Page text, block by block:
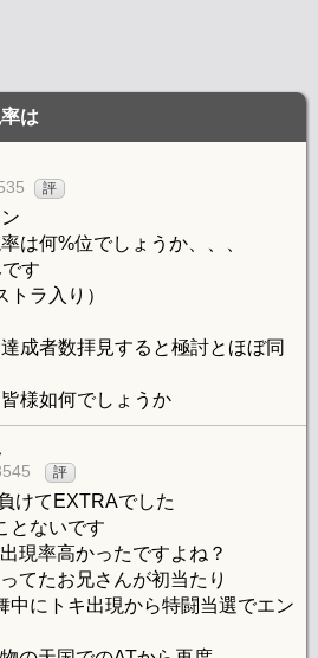
は
評
は何%位でしょうか、、、
す
トラ入り）
成者数拝見すると極討とほぼ同
様如何でしょうか
評
けてEXTRAでした
とないです
現率高かったですよね？
てたお兄さんが初当たり
中にトキ出現から特闘当選でエン